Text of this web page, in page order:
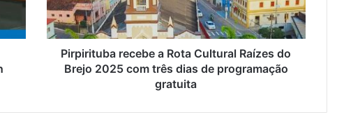
i
t
u
c
Pirpirituba recebe a Rota Cultural Raízes do
Brejo 2025 com três dias de programação
gratuita